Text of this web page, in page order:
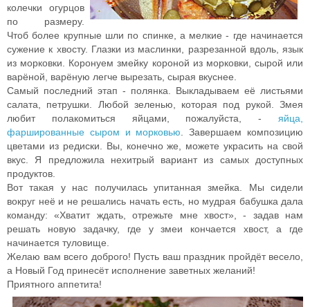
колечки огурцов
по размеру.
Чтоб более крупные шли по спинке, а мелкие - где начинается
сужение к хвосту. Глазки из маслинки, разрезанной вдоль, язык
из морковки. Коронуем змейку короной из морковки, сырой или
варёной, варёную легче вырезать, сырая вкуснее.
Самый последний этап - полянка. Выкладываем её листьями
салата, петрушки. Любой зеленью, которая под рукой. Змея
любит полакомиться яйцами, пожалуйста, - яйца,
фаршированные сыром и морковью . Завершаем композицию
цветами из редиски. Вы, конечно же, можете украсить на свой
вкус. Я предложила нехитрый вариант из самых доступных
продуктов.
Вот такая у нас получилась упитанная змейка. Мы сидели
вокруг неё и не решались начать есть, но мудрая бабушка дала
команду: «Хватит ждать, отрежьте мне хвост», - задав нам
решать новую задачку, где у змеи кончается хвост, а где
начинается туловище.
Желаю вам всего доброго! Пусть ваш праздник пройдёт весело,
а Новый Год принесёт исполнение заветных желаний!
Приятного аппетита!